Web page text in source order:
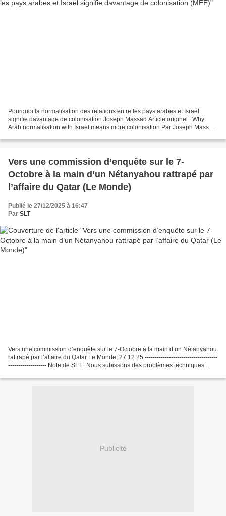
Pourquoi la normalisation des relations entre les pays arabes et Israël
signifie davantage de colonisation Joseph Massad Article originel : Why
Arab normalisation with Israel means more colonisation Par Joseph Massad
Vers une commission d’enquête sur le 7-
Octobre à la main d’un Nétanyahou rattrapé par
l’affaire du Qatar (Le Monde)
Publié le 27/12/2025 à 16:47
Par SLT
Vers une commission d’enquête sur le 7-Octobre à la main d’un Nétanyahou
rattrapé par l’affaire du Qatar Le Monde, 27.12.25 ------------------------------------
------------------- Note de SLT : Nous subissons des problèmes techniques
Publicité